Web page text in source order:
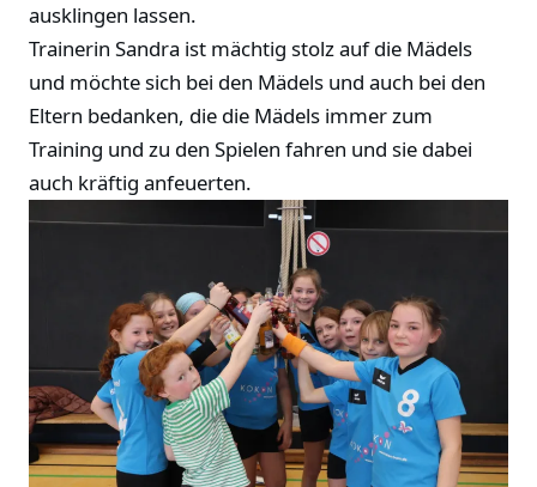
ausklingen lassen.
Trainerin Sandra ist mächtig stolz auf die Mädels
und möchte sich bei den Mädels und auch bei den
Eltern bedanken, die die Mädels immer zum
Training und zu den Spielen fahren und sie dabei
auch kräftig anfeuerten.